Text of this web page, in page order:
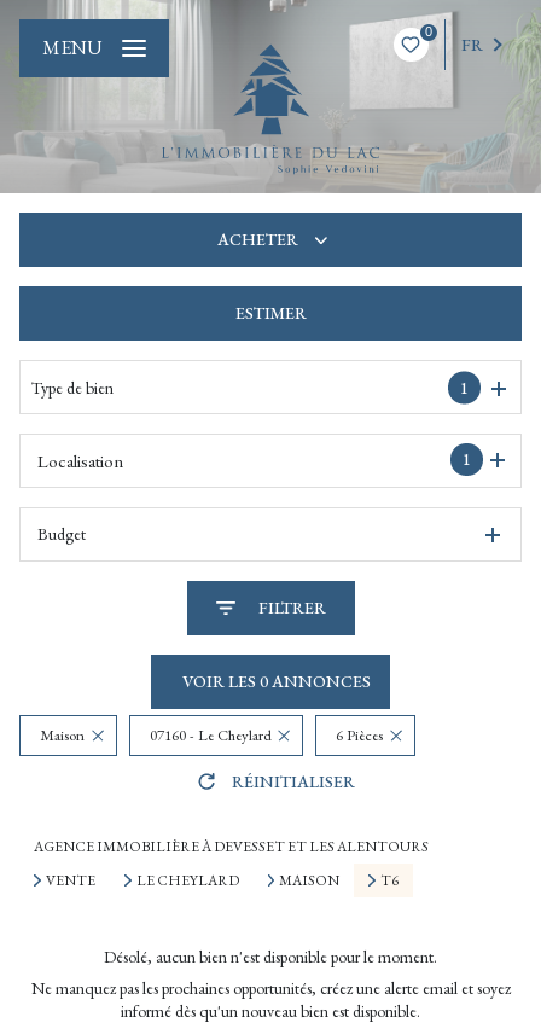
0
FR
MENU
ACHETER
De l'immo pro
ESTIMER
Type de bien 1
1
Localisation
Budget
FILTRER
VOIR LES 0ANNONCES
Maison 07160 - Le Cheylard 6 Pièces
RÉINITIALISER
AGENCE IMMOBILIÈRE À DEVESSET ET LES ALENTOURS
VENTE
LE CHEYLARD MAISON T6
Désolé, aucun bien n'est disponible pour le moment.
Ne manquez pas les prochaines opportunités, créez une alerte email et soyez
informé dès qu'un nouveau bien est disponible.